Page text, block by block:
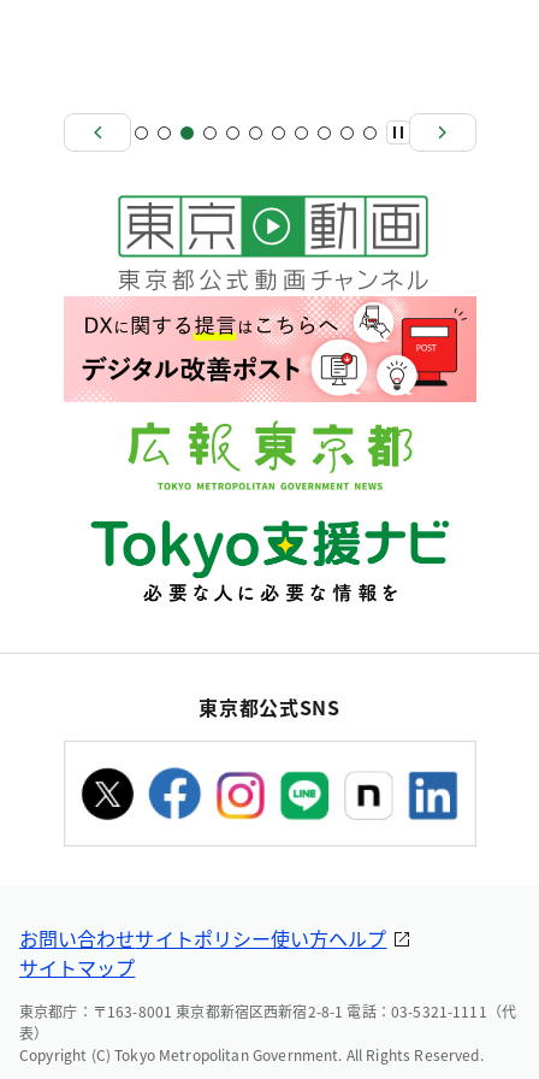
東京都公式SNS
お問い合わせサイトポリシー使い方ヘルプ
サイトマップ
東京都庁：〒163-8001 東京都新宿区西新宿2-8-1 電話：03-5321-1111（代
表）
Copyright (C) Tokyo Metropolitan Government. All Rights Reserved.